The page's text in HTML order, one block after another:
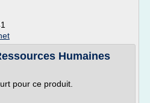
Humaines
pour ce produit.